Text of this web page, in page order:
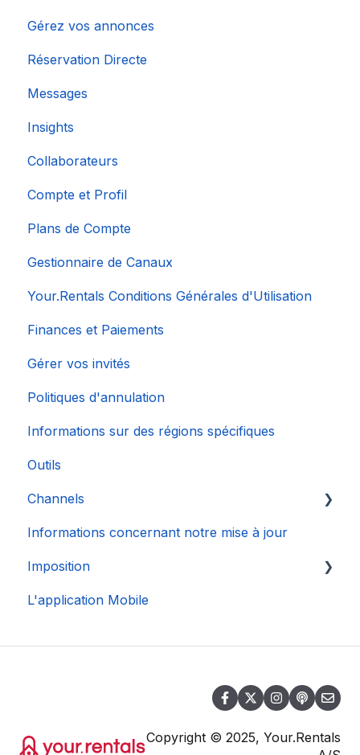
Gérez vos annonces
Réservation Directe
Messages
Insights
Collaborateurs
Compte et Profil
Plans de Compte
Gestionnaire de Canaux
Your.Rentals Conditions Générales d'Utilisation
Finances et Paiements
Gérer vos invités
Politiques d'annulation
Informations sur des régions spécifiques
Outils
Channels
Connexion de Compte
Informations concernant notre mise à jour
Imposition
DAC 7
L'application Mobile
Copyright © 2025, Your.Rentals